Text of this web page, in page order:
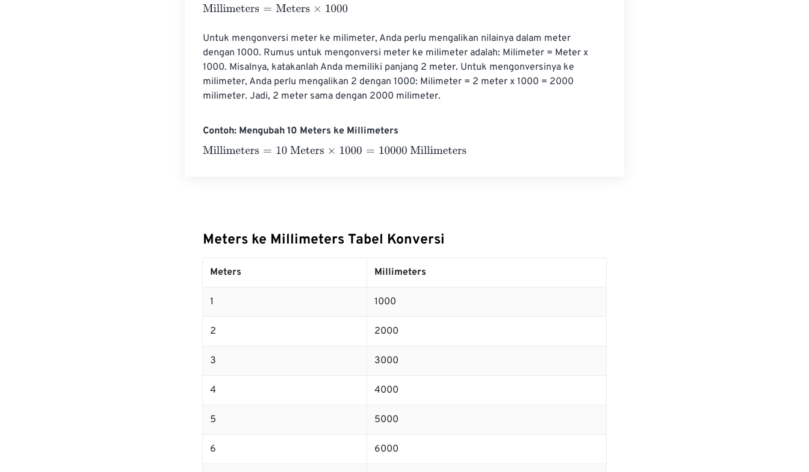
Millimeters=Meters×1000
Untuk mengonversi meter ke milimeter, Anda perlu mengalikan nilainya dalam meter
dengan 1000. Rumus untuk mengonversi meter ke milimeter adalah: Milimeter = Meter x
1000. Misalnya, katakanlah Anda memiliki panjang 2 meter. Untuk mengonversinya ke
milimeter, Anda perlu mengalikan 2 dengan 1000: Milimeter = 2 meter x 1000 = 2000
milimeter. Jadi, 2 meter sama dengan 2000 milimeter.
Contoh: Mengubah 10 Meters ke Millimeters
Millimeters=10 Meters×1000 =10000 Millimeters
Meters ke Millimeters Tabel Konversi
Meters Millimeters
1 1000
2 2000
3 3000
4 4000
5 5000
6 6000